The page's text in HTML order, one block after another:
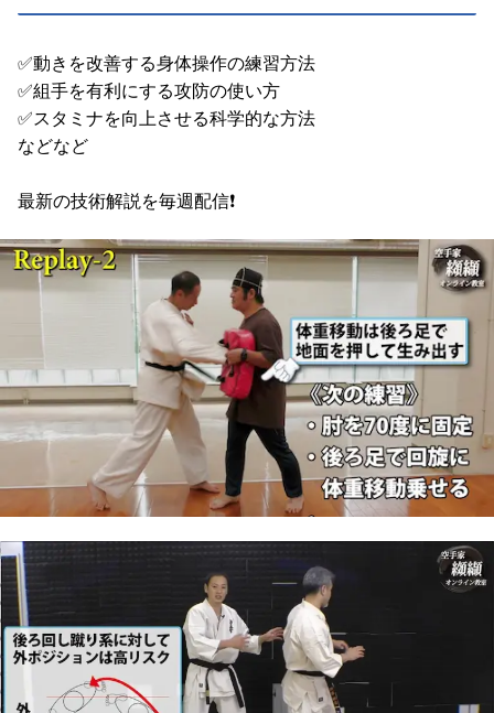
✅️動きを改善する身体操作の練習方法
✅️組手を有利にする攻防の使い方
✅️スタミナを向上させる科学的な方法
などなど
最新の技術解説を毎週配信❗️